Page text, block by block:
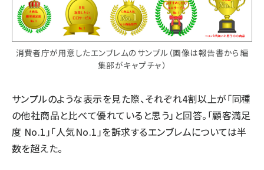
消費者庁が用意したエンブレムのサンプル（画像は報告書から編
集部がキャプチャ）
サンプルのような表示を見た際、それぞれ4割以上が「同種
の他社商品と比べて優れていると思う」と回答。「顧客満足
度 No.1」「人気No.1」を訴求するエンブレムについては半
数を超えた。